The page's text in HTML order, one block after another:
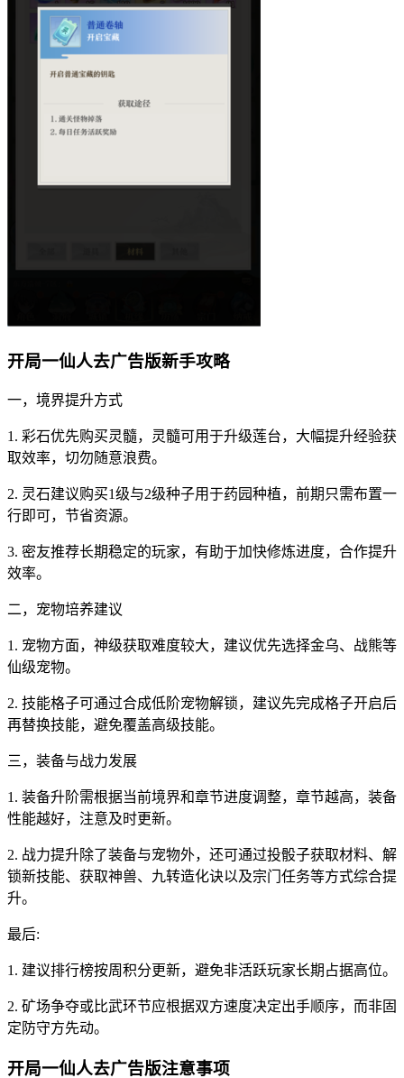
开局一仙人去广告版新手攻略
一，境界提升方式
1. 彩石优先购买灵髓，灵髓可用于升级莲台，大幅提升经验获
取效率，切勿随意浪费。
2. 灵石建议购买1级与2级种子用于药园种植，前期只需布置一
行即可，节省资源。
3. 密友推荐长期稳定的玩家，有助于加快修炼进度，合作提升
效率。
二，宠物培养建议
1. 宠物方面，神级获取难度较大，建议优先选择金乌、战熊等
仙级宠物。
2. 技能格子可通过合成低阶宠物解锁，建议先完成格子开启后
再替换技能，避免覆盖高级技能。
三，装备与战力发展
1. 装备升阶需根据当前境界和章节进度调整，章节越高，装备
性能越好，注意及时更新。
2. 战力提升除了装备与宠物外，还可通过投骰子获取材料、解
锁新技能、获取神兽、九转造化诀以及宗门任务等方式综合提
升。
最后:
1. 建议排行榜按周积分更新，避免非活跃玩家长期占据高位。
2. 矿场争夺或比武环节应根据双方速度决定出手顺序，而非固
定防守方先动。
开局一仙人去广告版注意事项